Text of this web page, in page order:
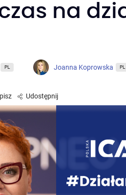
na
PL Joanna Koprowska PL
Udostępnij